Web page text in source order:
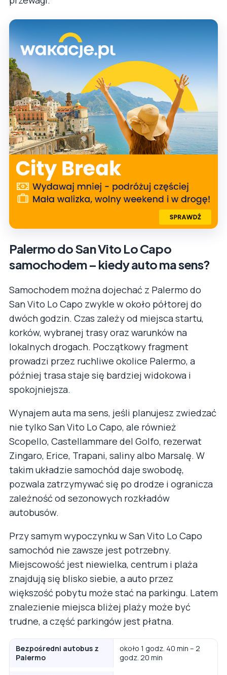
Palermo do San Vito Lo Capo
samochodem – kiedy auto ma sens?
Samochodem można dojechać z Palermo do
San Vito Lo Capo zwykle w około półtorej do
dwóch godzin. Czas zależy od miejsca startu,
korków, wybranej trasy oraz warunków na
lokalnych drogach. Początkowy fragment
prowadzi przez ruchliwe okolice Palermo, a
później trasa staje się bardziej widokowa i
spokojniejsza.
Wynajem auta ma sens, jeśli planujesz zwiedzać
nie tylko San Vito Lo Capo, ale również
Scopello, Castellammare del Golfo, rezerwat
Zingaro, Erice, Trapani, saliny albo Marsalę. W
takim układzie samochód daje swobodę,
pozwala zatrzymywać się po drodze i ogranicza
zależność od sezonowych rozkładów
autobusów.
Przy samym wypoczynku w San Vito Lo Capo
samochód nie zawsze jest potrzebny.
Miejscowość jest niewielka, centrum i plaża
znajdują się blisko siebie, a auto przez
większość pobytu może stać na parkingu. Latem
znalezienie miejsca bliżej plaży może być
trudne, a część parkingów jest płatna.
Bezpośredni autobus z
Palermo
około 1 godz. 40 min – 2
godz. 20 min